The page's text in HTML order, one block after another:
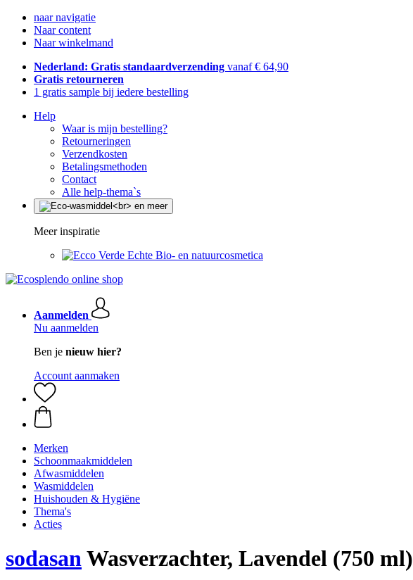
naar navigatie
Naar content
Naar winkelmand
Nederland: Gratis standaardverzending vanaf € 64,90
Gratis retourneren
1 gratis sample bij iedere bestelling
Help
Waar is mijn bestelling?
Retourneringen
Verzendkosten
Betalingsmethoden
Contact
Alle help-thema`s
Meer inspiratie
Echte Bio- en natuurcosmetica
Aanmelden
Nu aanmelden
Ben je nieuw hier?
Account aanmaken
Merken
Schoonmaakmiddelen
Afwasmiddelen
Wasmiddelen
Huishouden & Hygiëne
Thema's
Acties
sodasanWasverzachter, Lavendel (750 ml)